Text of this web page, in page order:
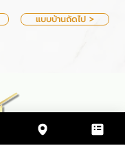
แบบบ้านถัดไป >